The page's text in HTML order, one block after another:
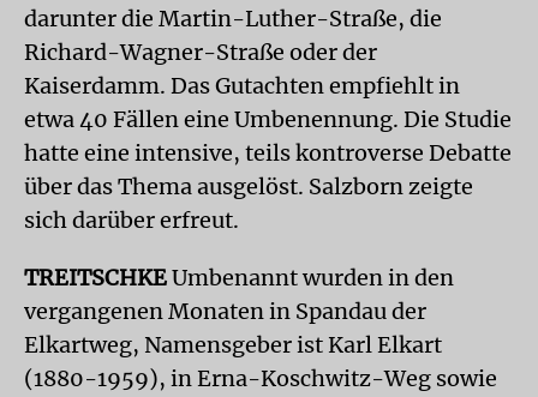
darunter die Martin-Luther-Straße, die
Richard-Wagner-Straße oder der
Kaiserdamm. Das Gutachten empfiehlt in
etwa 40 Fällen eine Umbenennung. Die Studie
hatte eine intensive, teils kontroverse Debatte
über das Thema ausgelöst. Salzborn zeigte
sich darüber erfreut.
TREITSCHKEUmbenannt wurden in den
vergangenen Monaten in Spandau der
Elkartweg, Namensgeber ist Karl Elkart
(1880-1959), in Erna-Koschwitz-Weg sowie